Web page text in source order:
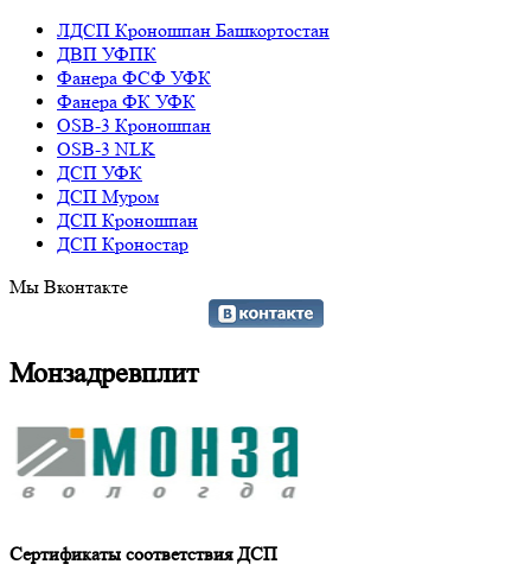
ЛДСП Кроношпан Башкортостан
ДВП УФПК
Фанера ФСФ УФК
Фанера ФК УФК
OSB-3 Кроношпан
OSB-3 NLK
ДСП УФК
ДСП Муром
ДСП Кроношпан
ДСП Кроностар
Мы Вконтакте
Монзадревплит
Сертификаты соответствия ДСП